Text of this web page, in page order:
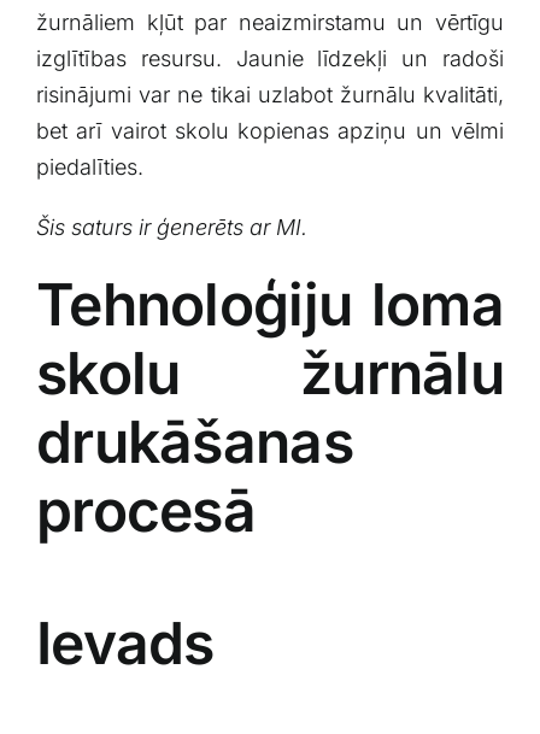
žurnāliem kļūt par neaizmirstamu un vērtīgu‌
izglītības resursu. Jaunie līdzekļi​ un radoši
risinājumi var ne tikai uzlabot žurnālu kvalitāti,
bet arī ‍vairot skolu kopienas apziņu un vēlmi⁣
piedalīties.
Šis saturs ir ģenerēts ar MI.
Tehnoloģiju loma
skolu žurnālu
drukāšanas
procesā
Ievads